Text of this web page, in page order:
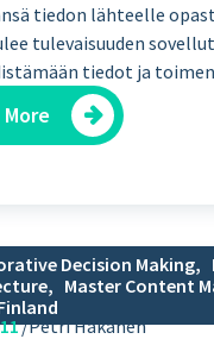
tiedon lähteelle
tulevaisuuden
tiedot ja
Decision Making,
, Master Content
Petri Hakanen